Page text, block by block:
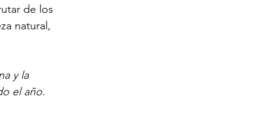
de los
natural,
y la
el año.